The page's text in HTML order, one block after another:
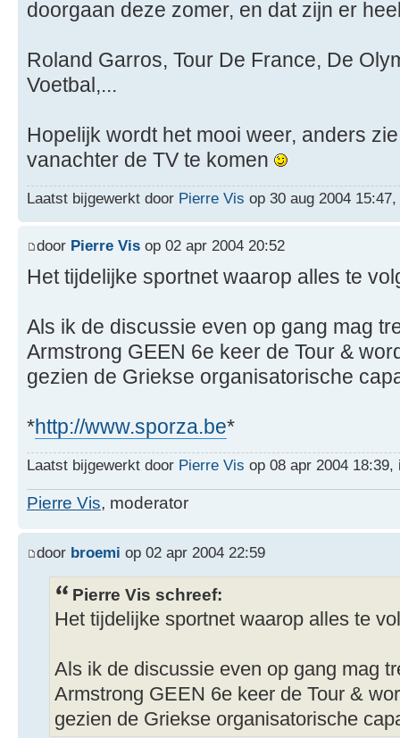
doorgaan deze zomer, en dat zijn er
Roland Garros, Tour De France, De
Voetbal,...
Hopelijk wordt het mooi weer, anders
vanachter de TV te komen
Laatst bijgewerkt door Pierre Vis op 30 aug 2004
door Pierre Vis op 02 apr 2004 20:52
Het tijdelijke sportnet waarop alles te
Als ik de discussie even op gang mag
Armstrong GEEN 6e keer de Tour &
gezien de Griekse organisatorische
*http://www.sporza.be*
Laatst bijgewerkt door Pierre Vis op 08 apr 2004
Pierre Vis, moderator
door broemi op 02 apr 2004 22:59
Pierre Vis schreef:
Het tijdelijke sportnet waarop alles te
Als ik de discussie even op gang mag
Armstrong GEEN 6e keer de Tour &
gezien de Griekse organisatorische